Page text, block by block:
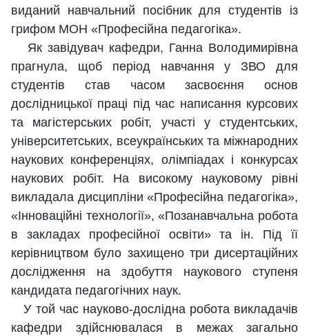
виданий навчальний посібник для студентів із
грифом МОН «Професійна педагогіка».
Як завідувач кафедри, Ганна Володимирівна
прагнула, щоб період навчання у ЗВО для
студентів став часом засвоєння основ
дослідницької праці під час написання курсових
та магістерських робіт, участі у студентських,
університетських, всеукраїнських та міжнародних
наукових конференціях, олімпіадах і конкурсах
наукових робіт. На високому науковому рівні
викладала дисципліни «Професійна педагогіка»,
«Інноваційні технології», «Позанавчальна робота
в закладах професійної освіти» та ін. Під її
керівництвом було захищено три дисертаційних
дослідження на здобуття наукового ступеня
кандидата педагогічних наук.
У той час науково-дослідна робота викладачів
кафедри здійснювалася в межах загально